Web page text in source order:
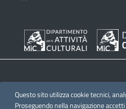
© 2026 Direzione
Questo sito utilizza cookie tecnici,
Proseguendo nella navigazione accetti